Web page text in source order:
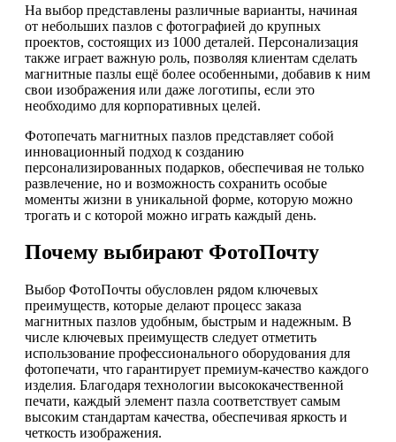
На выбор представлены различные варианты, начиная
от небольших пазлов с фотографией до крупных
проектов, состоящих из 1000 деталей. Персонализация
также играет важную роль, позволяя клиентам сделать
магнитные пазлы ещё более особенными, добавив к ним
свои изображения или даже логотипы, если это
необходимо для корпоративных целей.
Фотопечать магнитных пазлов представляет собой
инновационный подход к созданию
персонализированных подарков, обеспечивая не только
развлечение, но и возможность сохранить особые
моменты жизни в уникальной форме, которую можно
трогать и с которой можно играть каждый день.
Почему выбирают ФотоПочту
Выбор ФотоПочты обусловлен рядом ключевых
преимуществ, которые делают процесс заказа
магнитных пазлов удобным, быстрым и надежным. В
числе ключевых преимуществ следует отметить
использование профессионального оборудования для
фотопечати, что гарантирует премиум-качество каждого
изделия. Благодаря технологии высококачественной
печати, каждый элемент пазла соответствует самым
высоким стандартам качества, обеспечивая яркость и
четкость изображения.